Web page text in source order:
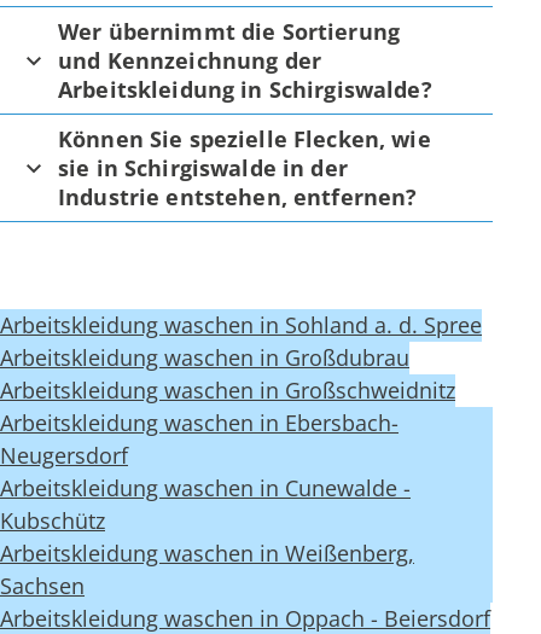
Wer übernimmt die Sortierung
und Kennzeichnung der
Arbeitskleidung in Schirgiswalde?
Können Sie spezielle Flecken, wie
sie in Schirgiswalde in der
Industrie entstehen, entfernen?
Arbeitskleidung waschen in Sohland a. d. Spree
Arbeitskleidung waschen in Großdubrau
Arbeitskleidung waschen in Großschweidnitz
Arbeitskleidung waschen in Ebersbach-
Neugersdorf
Arbeitskleidung waschen in Cunewalde -
Kubschütz
Arbeitskleidung waschen in Weißenberg,
Sachsen
Arbeitskleidung waschen in Oppach - Beiersdorf